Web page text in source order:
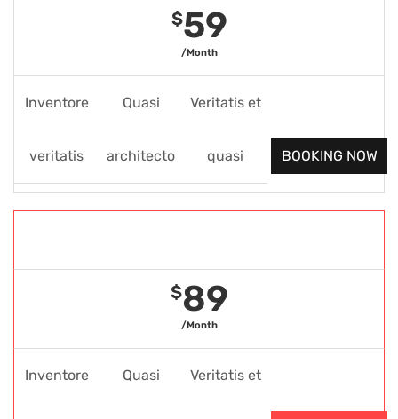
$59
/Month
Inventore
veritatis
Quasi
architecto
Veritatis et
quasi BOOKING NOW
$89
/Month
Inventore Quasi Veritatis et